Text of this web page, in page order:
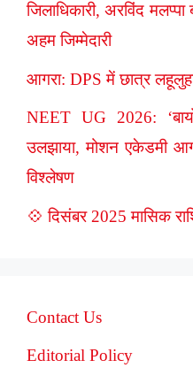
जिलाधिकारी, अरविंद
अहम जिम्मेदारी
आगरा: DPS में छात्र
NEET UG 2026:
उलझाया, मोशन एकेडमी
विश्लेषण
💠 दिसंबर 2025 मासिक
Contact Us
Editorial Policy